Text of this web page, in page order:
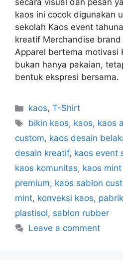
secara visual dan pesan
kaos ini cocok digunakan
sekolah Kaos event
kreatif Merchandise
Apparel bertema motivasi
bukan hanya pakaian,
bentuk ekspresi bersama.
kaos,T-Shirt
bikin kaos, kaos, kaos
custom, kaos desain
desain kreatif, kaos event
kaos komunitas, kaos
premium, kaos sablon
mint, konveksi kaos,
plastisol, sablon rubber
Leave a comment